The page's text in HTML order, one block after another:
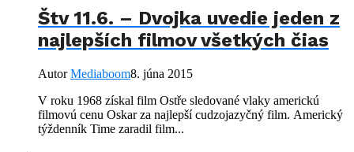
Štv 11.6. – Dvojka uvedie jeden z
najlepších filmov všetkých čias
AutorMediaboom8. júna 2015
V roku 1968 získal film Ostře sledované vlaky americkú
filmovú cenu Oskar za najlepší cudzojazyčný film. Americký
týždenník Time zaradil film...